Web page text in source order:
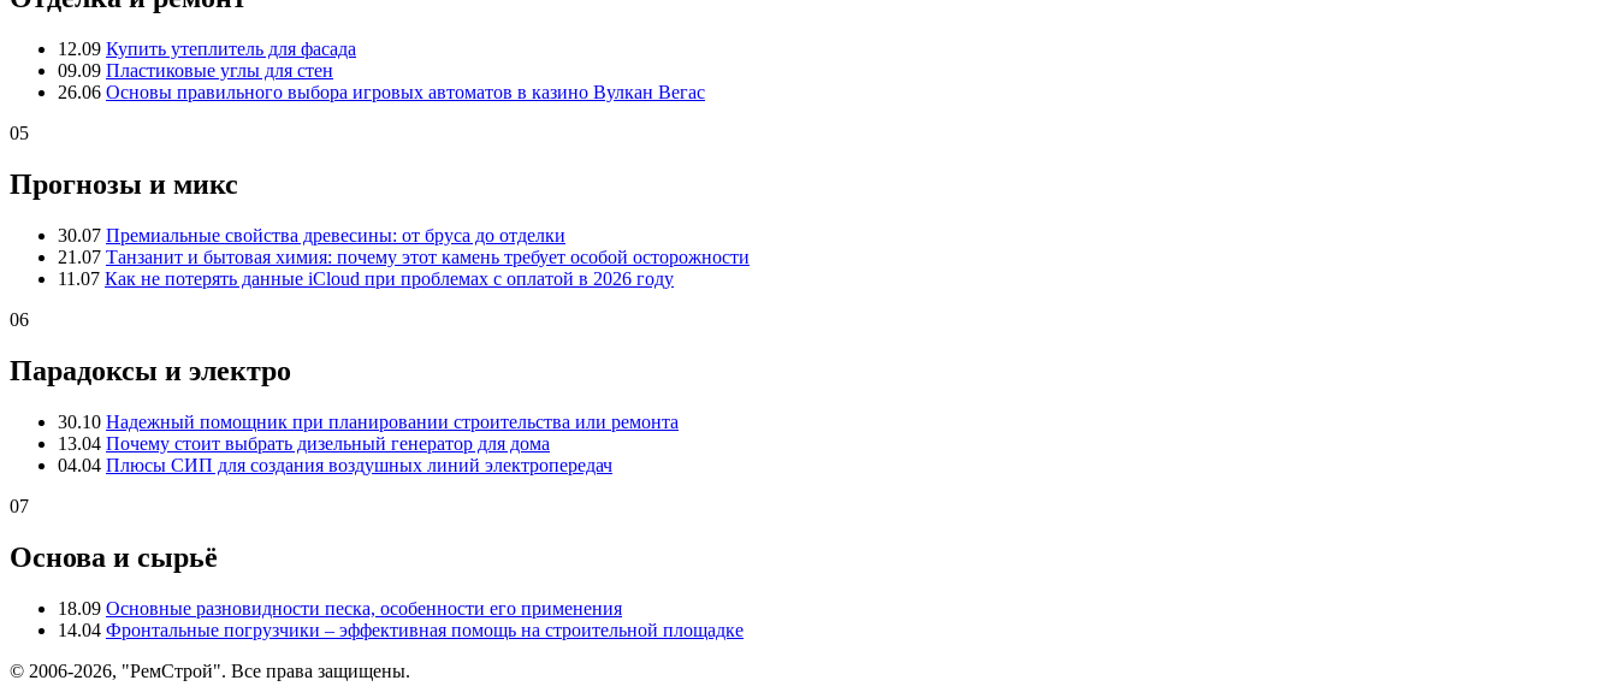
12.09 Купить утеплитель для фасада
09.09 Пластиковые углы для стен
26.06 Основы правильного выбора игровых автоматов в казино Вулкан Вегас
05
Прогнозы и микс
30.07 Премиальные свойства древесины: от бруса до отделки
21.07 Танзанит и бытовая химия: почему этот камень требует особой осторожности
11.07 Как не потерять данные iCloud при проблемах с оплатой в 2026 году
06
Парадоксы и электро
30.10 Надежный помощник при планировании строительства или ремонта
13.04 Почему стоит выбрать дизельный генератор для дома
04.04 Плюсы СИП для создания воздушных линий электропередач
07
Основа и сырьё
18.09 Основные разновидности песка, особенности его применения
14.04 Фронтальные погрузчики – эффективная помощь на строительной площадке
© 2006-2026, "РемСтрой". Все права защищены.